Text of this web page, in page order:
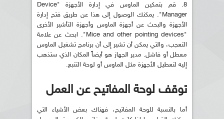
8. قم بتمكين الماوس في إدارة الأجهزة "Device
Manager". يمكنك الوصول إلى هذا عن طريق فتح إدارة
الأجهزة والبحث عن أجهزة الماوس وأجهزة التأشير الأخرى
"Mice and other pointing devices". ابحث عن علامة
التعجب، والتي يمكن أن تشير إلى أن برنامج تشغيل الماوس
معطل أو فاشل. مدير الجهاز هو أيضاً المكان الذي ستذهب
إليه لتعطيل الأجهزة مثل الماوس أو لوحة التتبع.
توقف لوحة المفاتيح عن العمل
أما بالنسبة للوحة المفاتيح، فهناك بعض الأشياء التي